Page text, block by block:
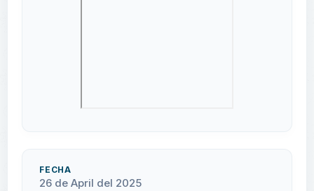
FECHA
26 de April del 2025